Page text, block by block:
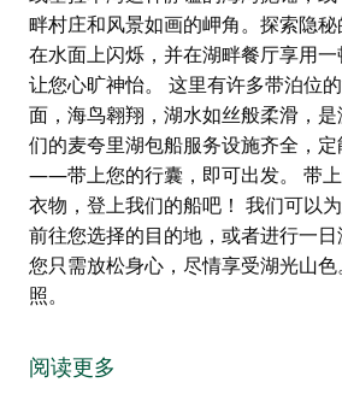
畔村庄和风景如画的岬角。探索隐
在水面上闪烁，并在湖畔餐厅享用
让您心旷神怡。 这里有许多带泊位
面，海鸟翱翔，湖水如丝般柔滑，
们的麦夸里湖包船服务设施齐全，
——带上您的行囊，即可出发。 带
衣物，登上我们的船吧！ 我们可以
前往您选择的目的地，或者进行一日
您只需放松身心，尽情享受湖光山
照。
洲。这片广袤美丽的湖泊仿佛时间静
刻起，便会感受到它独特的魅力。
阅读更多